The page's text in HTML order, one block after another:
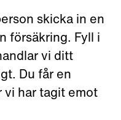
skicka in en
försäkring. Fyll i
vi ditt
Du får en
har tagit emot